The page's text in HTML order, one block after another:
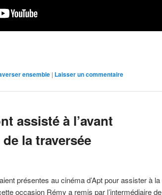
ensemble | Laisser un commentaire
assisté à l’avant
la traversée
présentes au cinéma d’Apt pour assister à la
occasion Rémy a remis par l’intermédiaire de